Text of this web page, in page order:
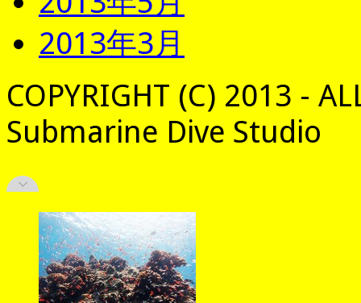
2013年3月
COPYRIGHT (C) 2013 -
Submarine Dive Studio